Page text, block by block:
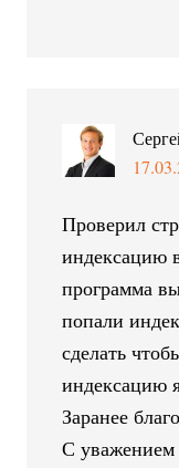
Проверил
индексацию
программа
попали
сделать
индексацию
Заранее
С уважением